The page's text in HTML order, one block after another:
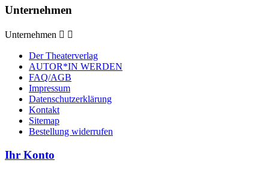
Unternehmen
Unternehmen  
Der Theaterverlag
AUTOR*IN WERDEN
FAQ/AGB
Impressum
Datenschutzerklärung
Kontakt
Sitemap
Bestellung widerrufen
Ihr Konto